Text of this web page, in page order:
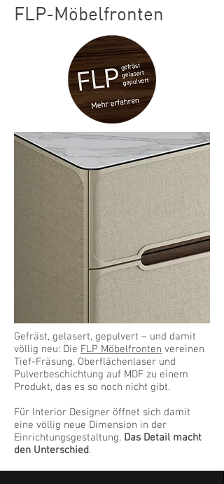
FLP-Möbelfronten
Gefräst, gelasert, gepulvert – und damit
völlig neu: Die FLP Möbelfronten vereinen
Tief-Fräsung, Oberflächenlaser und
Pulverbeschichtung auf MDF zu einem
Produkt, das es so noch nicht gibt.
Für Interior Designer öffnet sich damit
eine völlig neue Dimension in der
Einrichtungsgestaltung. Das Detail macht
den Unterschied.